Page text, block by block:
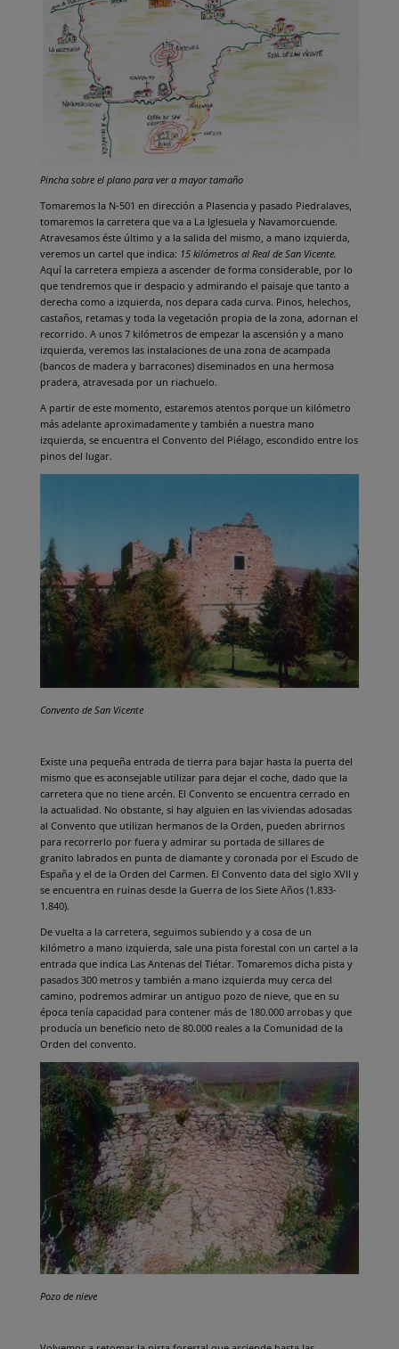
Pincha sobre el plano para ver a mayor tamaño
Tomaremos la N-501 en dirección a Plasencia y pasado Piedralaves,
tomaremos la carretera que va a La Iglesuela y Navamorcuende.
Atravesamos éste último y a la salida del mismo, a mano izquierda,
veremos un cartel que indica: 15 kilómetros al Real de San Vicente.
Aquí la carretera empieza a ascender de forma considerable, por lo
que tendremos que ir despacio y admirando el paisaje que tanto a
derecha como a izquierda, nos depara cada curva. Pinos, helechos,
castaños, retamas y toda la vegetación propia de la zona, adornan el
recorrido. A unos 7 kilómetros de empezar la ascensión y a mano
izquierda, veremos las instalaciones de una zona de acampada
(bancos de madera y barracones) diseminados en una hermosa
pradera, atravesada por un riachuelo.
A partir de este momento, estaremos atentos porque un kilómetro
más adelante aproximadamente y también a nuestra mano
izquierda, se encuentra el Convento del Piélago, escondido entre los
pinos del lugar.
Convento de San Vicente
Existe una pequeña entrada de tierra para bajar hasta la puerta del
mismo que es aconsejable utilizar para dejar el coche, dado que la
carretera que no tiene arcén. El Convento se encuentra cerrado en
la actualidad. No obstante, si hay alguien en las viviendas adosadas
al Convento que utilizan hermanos de la Orden, pueden abrirnos
para recorrerlo por fuera y admirar su portada de sillares de
granito labrados en punta de diamante y coronada por el Escudo de
España y el de la Orden del Carmen. El Convento data del siglo XVII y
se encuentra en ruinas desde la Guerra de los Siete Años (1.833-
1.840).
De vuelta a la carretera, seguimos subiendo y a cosa de un
kilómetro a mano izquierda, sale una pista forestal con un cartel a la
entrada que indica Las Antenas del Tiétar. Tomaremos dicha pista y
pasados 300 metros y también a mano izquierda muy cerca del
camino, podremos admirar un antiguo pozo de nieve, que en su
época tenía capacidad para contener más de 180.000 arrobas y que
producía un beneficio neto de 80.000 reales a la Comunidad de la
Orden del convento.
Pozo de nieve